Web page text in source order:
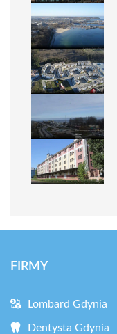
FIRMY
Lombard Gdynia
Dentysta Gdynia